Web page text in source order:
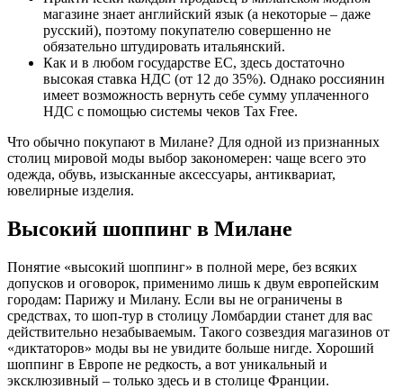
магазине знает английский язык (а некоторые – даже
русский), поэтому покупателю совершенно не
обязательно штудировать итальянский.
Как и в любом государстве ЕС, здесь достаточно
высокая ставка НДС (от 12 до 35%). Однако россиянин
имеет возможность вернуть себе сумму уплаченного
НДС с помощью системы чеков Tax Free.
Что обычно покупают в Милане? Для одной из признанных
столиц мировой моды выбор закономерен: чаще всего это
одежда, обувь, изысканные аксессуары, антиквариат,
ювелирные изделия.
Высокий шоппинг в Милане
Понятие «высокий шоппинг» в полной мере, без всяких
допусков и оговорок, применимо лишь к двум европейским
городам: Парижу и Милану. Если вы не ограничены в
средствах, то шоп-тур в столицу Ломбардии станет для вас
действительно незабываемым. Такого созвездия магазинов от
«диктаторов» моды вы не увидите больше нигде. Хороший
шоппинг в Европе не редкость, а вот уникальный и
эксклюзивный – только здесь и в столице Франции.